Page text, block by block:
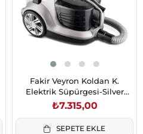
Fakir Veyron Koldan K.
Elektrik Süpürgesi-Silver
(41005028)
₺7.315,00
SEPETE EKLE